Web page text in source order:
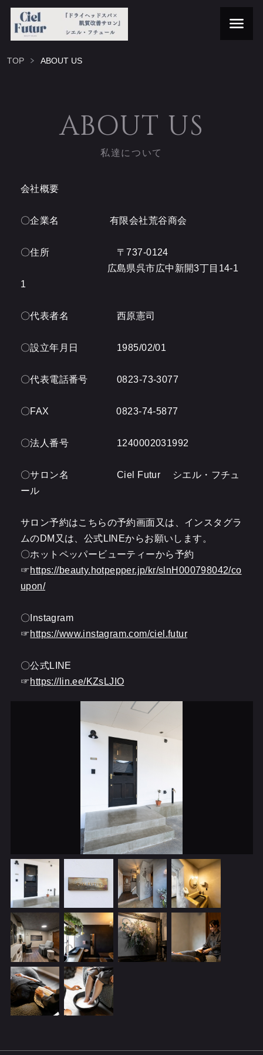
TOP ABOUT US
ABOUT US
私達について
会社概要
〇企業名 有限会社荒谷商会
〇住所 〒737-0124
広島県呉市広中新開3丁目14-1
1
〇代表者名 西原憲司
〇設立年月日 1985/02/01
〇代表電話番号 0823-73-3077
〇FAX 0823-74-5877
〇法人番号 1240002031992
〇サロン名 Ciel Futur シエル・フチュ
ール
サロン予約はこちらの予約画面又は、インスタグラ
ムのDM又は、公式LINEからお願いします。
〇ホットペッパービューティーから予約
☞https://beauty.hotpepper.jp/kr/slnH000798042/co
upon/
〇Instagram
☞https://www.instagram.com/ciel.futur
〇公式LINE
☞https://lin.ee/KZsLJIO